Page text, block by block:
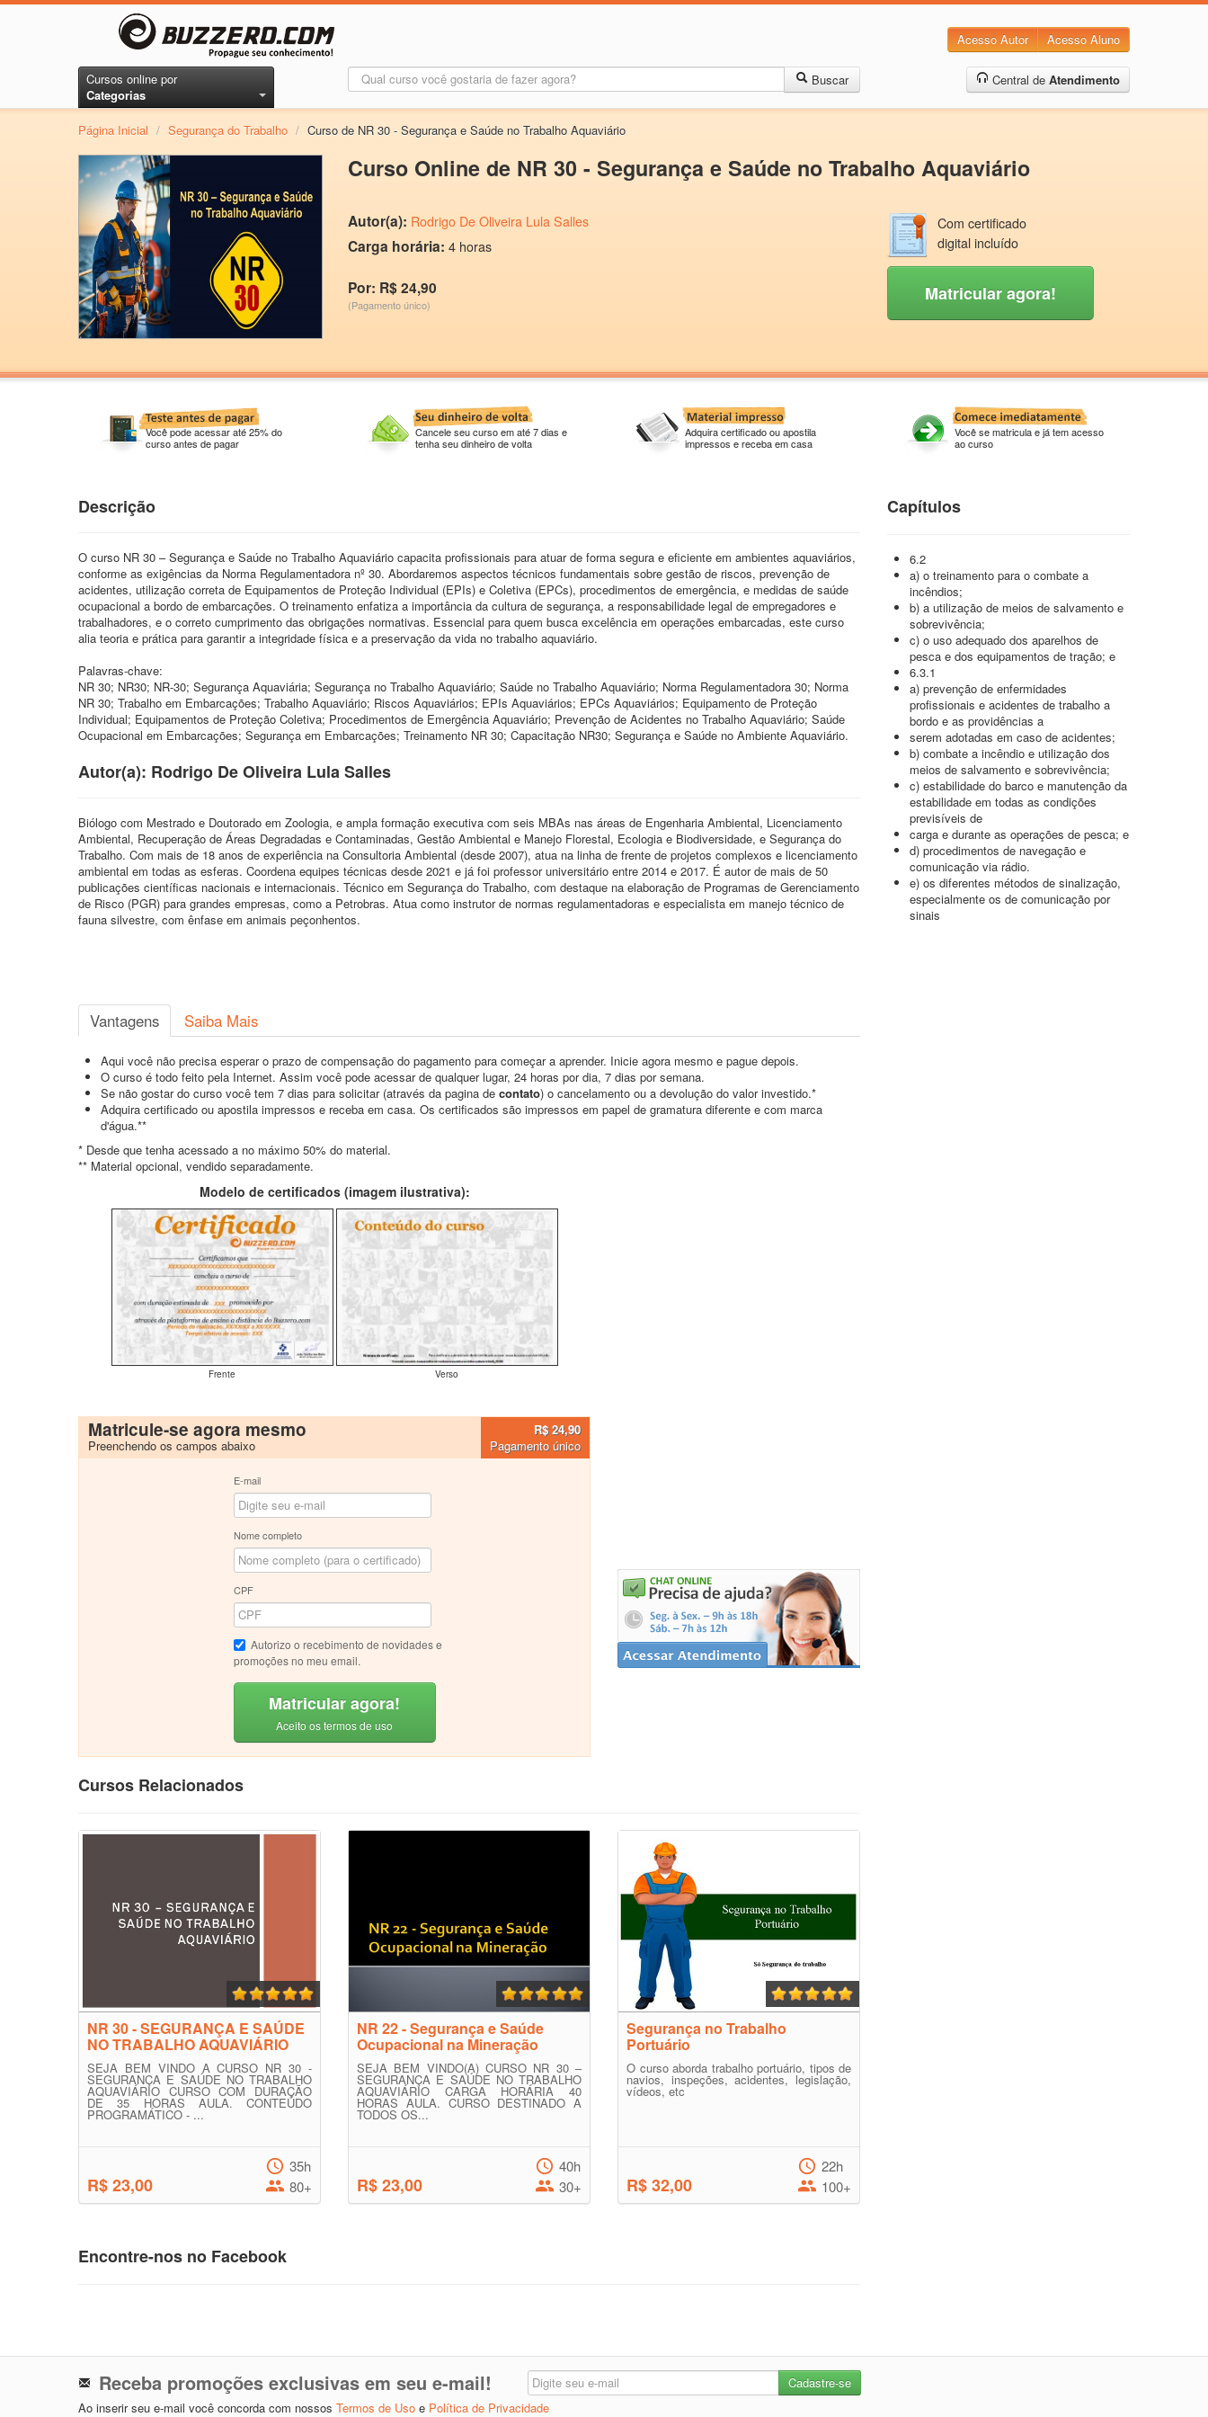
Acesso Autor Acesso Aluno
Cursos online por
Categorias
Buscar Central de Atendimento
Página Inicial / Segurança do Trabalho / Curso de NR 30 - Segurança e Saúde no Trabalho Aquaviário
Curso Online de NR 30 - Segurança e Saúde no Trabalho Aquaviário
Autor(a): Rodrigo De Oliveira Lula Salles
Carga horária: 4 horas
Por: R$ 24,90
(Pagamento único)
Com certificado
digital incluído
Matricular agora!
Você pode acessar até 25% do
curso antes de pagar
Cancele seu curso em até 7 dias e
tenha seu dinheiro de volta
Adquira certificado ou apostila
impressos e receba em casa
Você se matricula e já tem acesso
ao curso
Descrição
O curso NR 30 – Segurança e Saúde no Trabalho Aquaviário capacita profissionais para atuar de forma segura e eficiente em ambientes aquaviários,
conforme as exigências da Norma Regulamentadora nº 30. Abordaremos aspectos técnicos fundamentais sobre gestão de riscos, prevenção de
acidentes, utilização correta de Equipamentos de Proteção Individual (EPIs) e Coletiva (EPCs), procedimentos de emergência, e medidas de saúde
ocupacional a bordo de embarcações. O treinamento enfatiza a importância da cultura de segurança, a responsabilidade legal de empregadores e
trabalhadores, e o correto cumprimento das obrigações normativas. Essencial para quem busca excelência em operações embarcadas, este curso
alia teoria e prática para garantir a integridade física e a preservação da vida no trabalho aquaviário.
Palavras-chave:
NR 30; NR30; NR-30; Segurança Aquaviária; Segurança no Trabalho Aquaviário; Saúde no Trabalho Aquaviário; Norma Regulamentadora 30; Norma
NR 30; Trabalho em Embarcações; Trabalho Aquaviário; Riscos Aquaviários; EPIs Aquaviários; EPCs Aquaviários; Equipamento de Proteção
Individual; Equipamentos de Proteção Coletiva; Procedimentos de Emergência Aquaviário; Prevenção de Acidentes no Trabalho Aquaviário; Saúde
Ocupacional em Embarcações; Segurança em Embarcações; Treinamento NR 30; Capacitação NR30; Segurança e Saúde no Ambiente Aquaviário.
Autor(a): Rodrigo De Oliveira Lula Salles
Biólogo com Mestrado e Doutorado em Zoologia, e ampla formação executiva com seis MBAs nas áreas de Engenharia Ambiental, Licenciamento
Ambiental, Recuperação de Áreas Degradadas e Contaminadas, Gestão Ambiental e Manejo Florestal, Ecologia e Biodiversidade, e Segurança do
Trabalho. Com mais de 18 anos de experiência na Consultoria Ambiental (desde 2007), atua na linha de frente de projetos complexos e licenciamento
ambiental em todas as esferas. Coordena equipes técnicas desde 2021 e já foi professor universitário entre 2014 e 2017. É autor de mais de 50
publicações científicas nacionais e internacionais. Técnico em Segurança do Trabalho, com destaque na elaboração de Programas de Gerenciamento
de Risco (PGR) para grandes empresas, como a Petrobras. Atua como instrutor de normas regulamentadoras e especialista em manejo técnico de
fauna silvestre, com ênfase em animais peçonhentos.
Vantagens Saiba Mais
Aqui você não precisa esperar o prazo de compensação do pagamento para começar a aprender. Inicie agora mesmo e pague depois.
O curso é todo feito pela Internet. Assim você pode acessar de qualquer lugar, 24 horas por dia, 7 dias por semana.
Se não gostar do curso você tem 7 dias para solicitar (através da pagina de contato) o cancelamento ou a devolução do valor investido.*
Adquira certificado ou apostila impressos e receba em casa. Os certificados são impressos em papel de gramatura diferente e com marca
d'água.**
* Desde que tenha acessado a no máximo 50% do material.
** Material opcional, vendido separadamente.
Modelo de certificados (imagem ilustrativa):
Frente Verso
Matricule-se agora mesmo
Preenchendo os campos abaixo
R$ 24,90
Pagamento único
E-mail
Nome completo
CPF
Autorizo o recebimento de novidades e
promoções no meu email.
Matricular agora!
Aceito os termos de uso
Cursos Relacionados
NR 30 - SEGURANÇA E SAÚDE
NO TRABALHO AQUAVIÁRIO
SEJA BEM VINDO A CURSO NR 30 -
SEGURANÇA E SAÚDE NO TRABALHO
AQUAVIÁRIO CURSO COM DURAÇÃO
DE 35 HORAS AULA. CONTEÚDO
PROGRAMÁTICO - ...
R$ 23,00
35h
80+
NR 22 - Segurança e Saúde
Ocupacional na Mineração
SEJA BEM VINDO(A) CURSO NR 30 –
SEGURANÇA E SAÚDE NO TRABALHO
AQUAVIÁRIO CARGA HORÁRIA 40
HORAS AULA. CURSO DESTINADO A
TODOS OS...
R$ 23,00
40h
30+
Segurança no Trabalho
Portuário
O curso aborda trabalho portuário, tipos de
navios, inspeções, acidentes, legislação,
vídeos, etc
R$ 32,00
22h
100+
Encontre-nos no Facebook
Capítulos
6.2
a) o treinamento para o combate a
incêndios;
b) a utilização de meios de salvamento e
sobrevivência;
c) o uso adequado dos aparelhos de
pesca e dos equipamentos de tração; e
6.3.1
a) prevenção de enfermidades
profissionais e acidentes de trabalho a
bordo e as providências a
serem adotadas em caso de acidentes;
b) combate a incêndio e utilização dos
meios de salvamento e sobrevivência;
c) estabilidade do barco e manutenção da
estabilidade em todas as condições
previsíveis de
carga e durante as operações de pesca; e
d) procedimentos de navegação e
comunicação via rádio.
e) os diferentes métodos de sinalização,
especialmente os de comunicação por
sinais
Receba promoções exclusivas em seu e-mail!
Ao inserir seu e-mail você concorda com nossos Termos de Uso e Política de Privacidade